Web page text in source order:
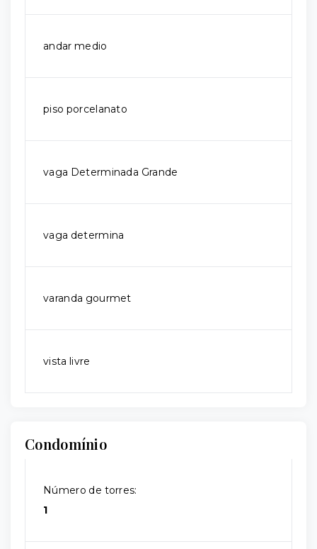
andar medio
piso porcelanato
vaga Determinada Grande
vaga determina
varanda gourmet
vista livre
Condomínio
Número de torres:
1